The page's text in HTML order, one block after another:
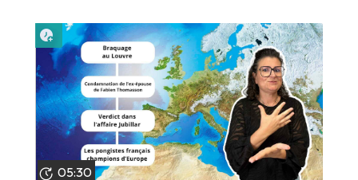
05:30
Lire plus tard